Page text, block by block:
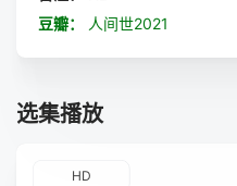
豆瓣：
人间世2021
选集播放
HD